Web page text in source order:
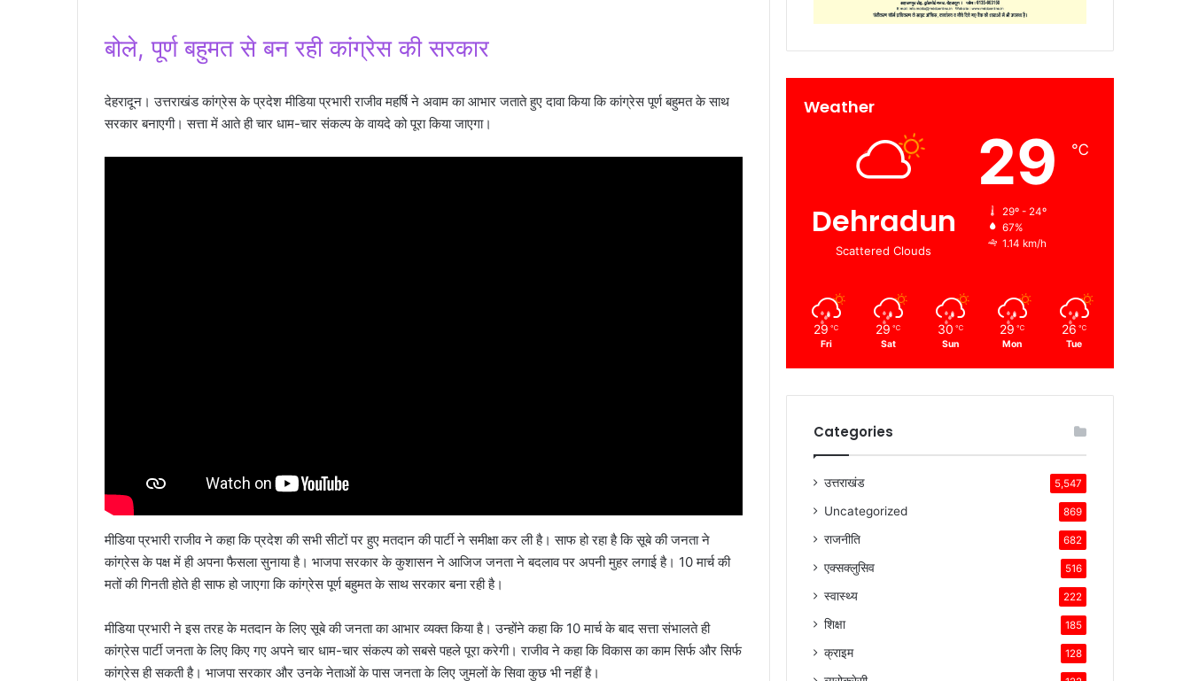
बोले, पूर्ण बहुमत से बन रही कांग्रेस की सरकार
देहरादून। उत्तराखंड कांग्रेस के प्रदेश मीडिया प्रभारी राजीव महर्षि ने अवाम का आभार जताते हुए दावा किया कि कांग्रेस पूर्ण बहुमत के साथ
सरकार बनाएगी। सत्ता में आते ही चार धाम-चार संकल्प के वायदे को पूरा किया जाएगा।
मीडिया प्रभारी राजीव ने कहा कि प्रदेश की सभी सीटों पर हुए मतदान की पार्टी ने समीक्षा कर ली है। साफ हो रहा है कि सूबे की जनता ने
कांग्रेस के पक्ष में ही अपना फैसला सुनाया है। भाजपा सरकार के कुशासन ने आजिज जनता ने बदलाव पर अपनी मुहर लगाई है। 10 मार्च की
मतों की गिनती होते ही साफ हो जाएगा कि कांग्रेस पूर्ण बहुमत के साथ सरकार बना रही है।
मीडिया प्रभारी ने इस तरह के मतदान के लिए सूबे की जनता का आभार व्यक्त किया है। उन्होंने कहा कि 10 मार्च के बाद सत्ता संभालते ही
कांग्रेस पार्टी जनता के लिए किए गए अपने चार धाम-चार संकल्प को सबसे पहले पूरा करेगी। राजीव ने कहा कि विकास का काम सिर्फ और सिर्फ
कांग्रेस ही सकती है। भाजपा सरकार और उनके नेताओं के पास जनता के लिए जुमलों के सिवा कुछ भी नहीं है।
Weather
Dehradun
Scattered Clouds
29 ℃
29º - 24º
67%
1.14 km/h
29 ℃
Fri
29 ℃
Sat
30 ℃
Sun
29 ℃
Mon
26 ℃
Tue
Categories
उत्तराखंड 5,547
Uncategorized 869
राजनीति 682
एक्सक्लुसिव 516
स्वास्थ्य 222
शिक्षा 185
क्राइम 128